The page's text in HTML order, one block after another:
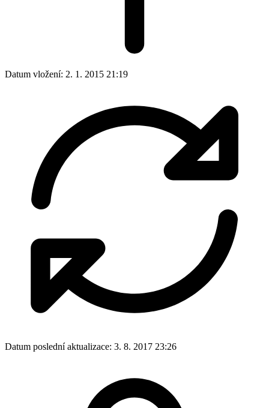
Datum vložení: 2. 1. 2015 21:19
Datum poslední aktualizace: 3. 8. 2017 23:26